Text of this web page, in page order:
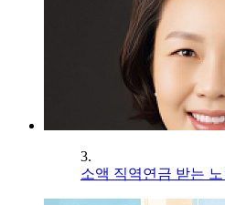
3.
소액 직역연금 받는